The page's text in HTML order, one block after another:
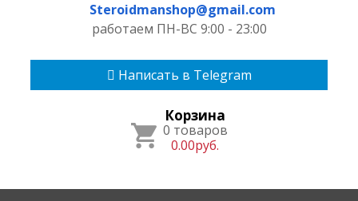
Steroidmanshop@gmail.com
работаем ПН-ВС 9:00 - 23:00
Написать в Telegram
Корзина
0 товаров
0.00руб.